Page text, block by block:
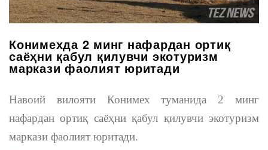
Конимехда 2 минг нафардан ортиқ
саёҳни қабул қилувчи экотуризм
маркази фаолият юритади
Навоий вилояти Конимех туманида 2 минг
нафардан ортиқ саёҳни қабул қилувчи экотуризм
маркази фаолият юритади.